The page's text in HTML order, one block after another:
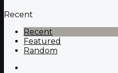
Recent
Recent
Featured
Random